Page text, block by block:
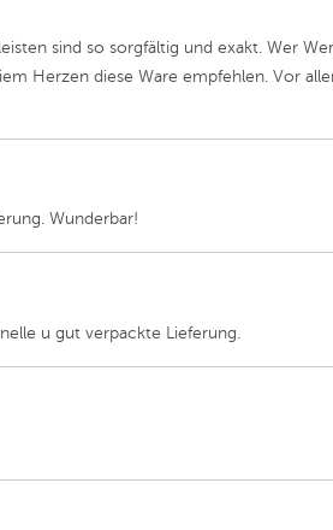
sind so sorgfältig und exakt. Wer
Herzen diese Ware empfehlen. Vor
Wunderbar!
u gut verpackte Lieferung.